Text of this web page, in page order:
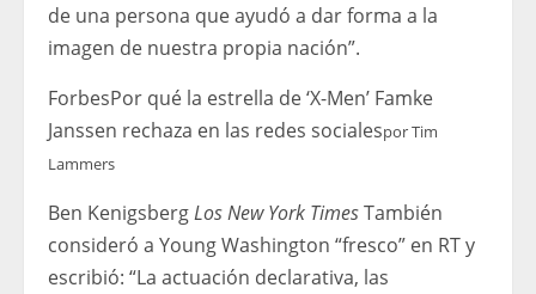
de una persona que ayudó a dar forma a la
imagen de nuestra propia nación”.
ForbesPor qué la estrella de ‘X-Men’ Famke
Janssen rechaza en las redes socialesporTim
Lammers
Ben KenigsbergLos New York TimesTambién
consideró a Young Washington “fresco” en RT y
escribió: “La actuación declarativa, las